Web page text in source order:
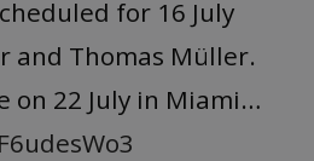
for 16 July
and Thomas Müller.
on 22 July in Miami…